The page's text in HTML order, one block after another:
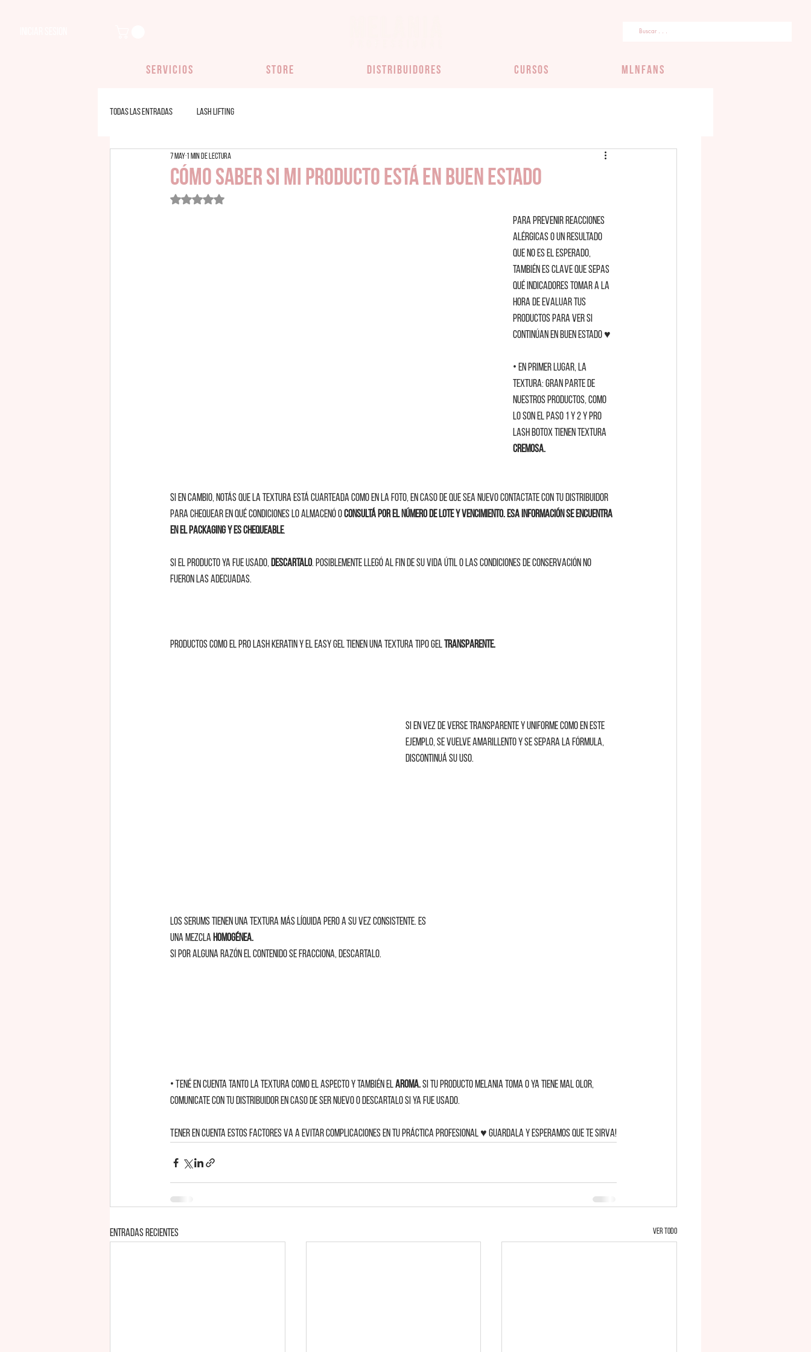
SERVICIOS STORE DISTRIBUIDORES CURSOS MLNFans
Todas las entradas Lash Lifting
Cómo saber si mi producto está en buen estado
7 may 1 min de lectura
Obtuvo NaN de 5 estrellas.
Para prevenir reacciones
alérgicas o un resultado
que no es el esperado,
también es clave que sepas
qué indicadores tomar a la
hora de evaluar tus
productos para ver si
continúan en buen estado ♥
• En primer lugar, la
textura: gran parte de
nuestros productos, como
lo son el paso 1 y 2 y pro
lash botox tienen textura
cremosa.
Si en cambio, notás que la textura está cuarteada como en la foto, en caso de que sea nuevo contactate con tu distribuidor
para chequear en qué condiciones lo almacenó o consultá por el número de lote y vencimiento. Esa información se encuentra
en el packaging y es chequeable.
Si el producto ya fue usado, descartalo. Posiblemente llegó al fin de su vida útil o las condiciones de conservación no
fueron las adecuadas.
Productos como el pro lash keratin y el easy gel tienen una textura tipo gel transparente.
Si en vez de verse transparente y uniforme como en este
ejemplo, se vuelve amarillento y se separa la fórmula,
discontinuá su uso.
Los serums tienen una textura más líquida pero a su vez consistente. Es
una mezcla homogénea.
Si por alguna razón el contenido se fracciona, descartalo.
• Tené en cuenta tanto la textura como el aspecto y también el aroma. Si tu producto melania toma o ya tiene mal olor,
comunicate con tu distribuidor en caso de ser nuevo o descartalo si ya fue usado.
Tener en cuenta estos factores va a evitar complicaciones en tu práctica profesional ♥ Guardala y esperamos que te sirva!
Entradas recientes Ver todo